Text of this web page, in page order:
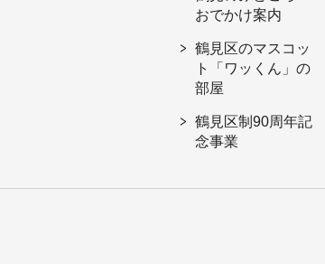
おでかけ案内
鶴見区のマスコッ
ト「ワッくん」の
部屋
鶴見区制90周年記
念事業